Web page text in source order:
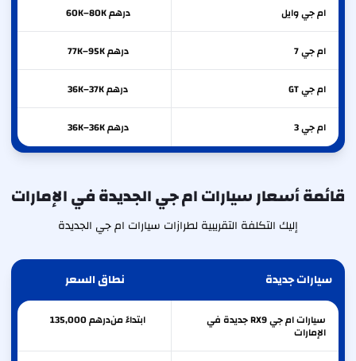
ام جيوايل درهم 60K–80K
ام جي7 درهم 77K–95K
ام جيGT درهم 36K–37K
ام جي3 درهم 36K–36K
قائمة أسعار سيارات ام جي الجديدة في الإمارات
إليك التكلفة التقريبية لطرازات سيارات ام جي الجديدة
سيارات جديدة نطاق السعر
سيارات ام جي RX9 جديدة في
الإمارات
ابتداءً من 135,000درهم